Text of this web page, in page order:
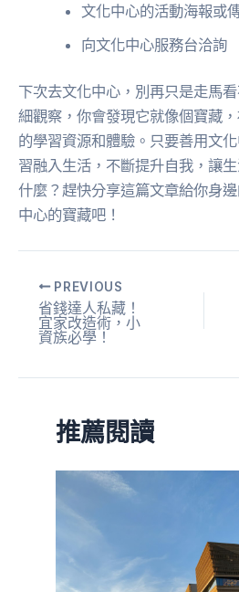
文化中心的活動海報或
向文化中心服務台洽詢
下次去文化中心，別再只是走馬
細觀察，你會發現它就像個寶藏
的學習資源和體驗。只要善用文
習融入生活，不斷提升自我，讓
什麼？趕快分享這篇文章給你身
中心的寶藏吧！
PREVIOUS
省錢達人私藏！
宜家改造術，小
資族必學！
推薦閱讀